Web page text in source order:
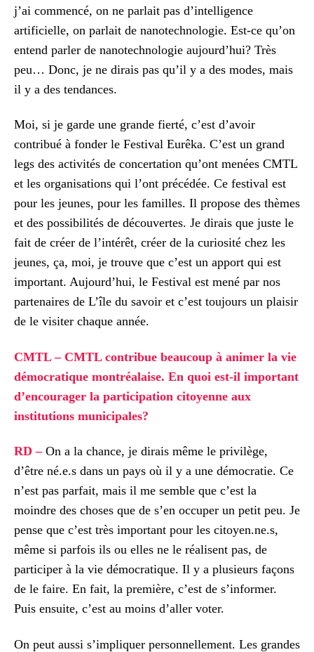
j’ai commencé, on ne parlait pas d’intelligence
artificielle, on parlait de nanotechnologie. Est-ce qu’on
entend parler de nanotechnologie aujourd’hui? Très
peu… Donc, je ne dirais pas qu’il y a des modes, mais
il y a des tendances.
Moi, si je garde une grande fierté, c’est d’avoir
contribué à fonder le Festival Eurêka. C’est un grand
legs des activités de concertation qu’ont menées CMTL
et les organisations qui l’ont précédée. Ce festival est
pour les jeunes, pour les familles. Il propose des thèmes
et des possibilités de découvertes. Je dirais que juste le
fait de créer de l’intérêt, créer de la curiosité chez les
jeunes, ça, moi, je trouve que c’est un apport qui est
important. Aujourd’hui, le Festival est mené par nos
partenaires de L’île du savoir et c’est toujours un plaisir
de le visiter chaque année.
CMTL – CMTL contribue beaucoup à animer la vie
démocratique montréalaise. En quoi est-il important
d’encourager la participation citoyenne aux
institutions municipales?
RD –On a la chance, je dirais même le privilège,
d’être né.e.s dans un pays où il y a une démocratie. Ce
n’est pas parfait, mais il me semble que c’est la
moindre des choses que de s’en occuper un petit peu. Je
pense que c’est très important pour les citoyen.ne.s,
même si parfois ils ou elles ne le réalisent pas, de
participer à la vie démocratique. Il y a plusieurs façons
de le faire. En fait, la première, c’est de s’informer.
Puis ensuite, c’est au moins d’aller voter.
On peut aussi s’impliquer personnellement. Les grandes